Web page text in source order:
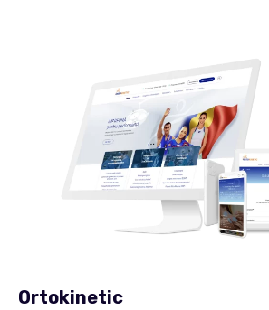
Ortokinetic